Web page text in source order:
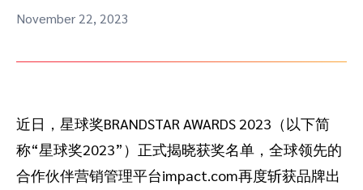
推荐营销管理平台
助力品牌高效起量“老带新”计划
分析归因
SaaS合作伙伴营销
iPX25 China 出海峰会
活动中心
November 22, 2023
近日，星球奖BRANDSTAR AWARDS 2023（以下简
称“星球奖2023”）正式揭晓获奖名单，全球领先的
合作伙伴营销管理平台impact.com再度斩获品牌出